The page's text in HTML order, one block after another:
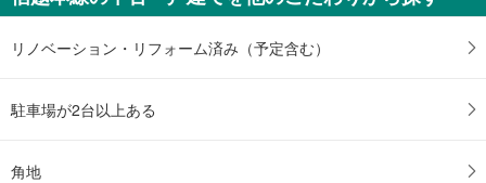
リノベーション・リフォーム済み（予定含む）
駐車場が2台以上ある
角地